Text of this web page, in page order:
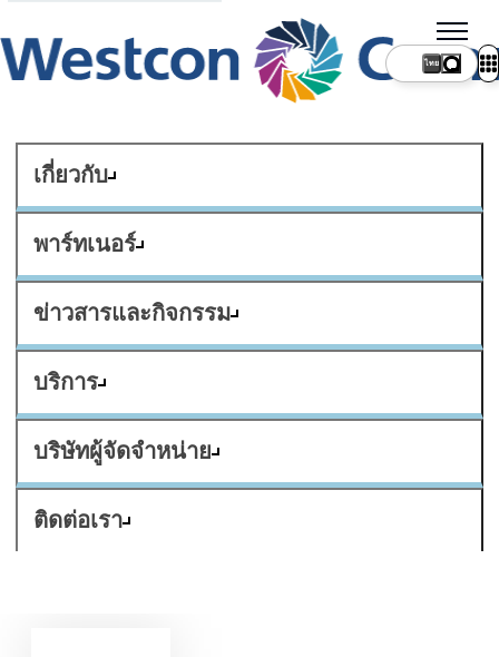
เกี่ยวกับ
พาร์ทเนอร์
ข่าวสารและกิจกรรม
บริการ
บริษัทผู้จัดจำหน่าย
ติดต่อเรา
ไทย